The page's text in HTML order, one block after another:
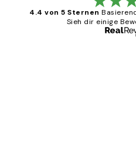
4.4 von 5 Sternen
Sieh dir einige